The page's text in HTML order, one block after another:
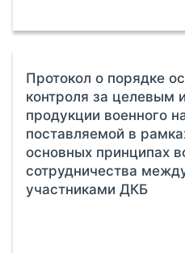
Протокол о порядке
контроля за целевым
продукции военного
поставляемой в
основных принципах
сотрудничества
участниками ДКБ